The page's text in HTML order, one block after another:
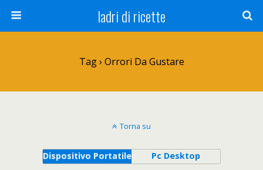
ladri di ricette
Tag › Orrori Da Gustare
Torna su
Dispositivo Portatile Pc Desktop